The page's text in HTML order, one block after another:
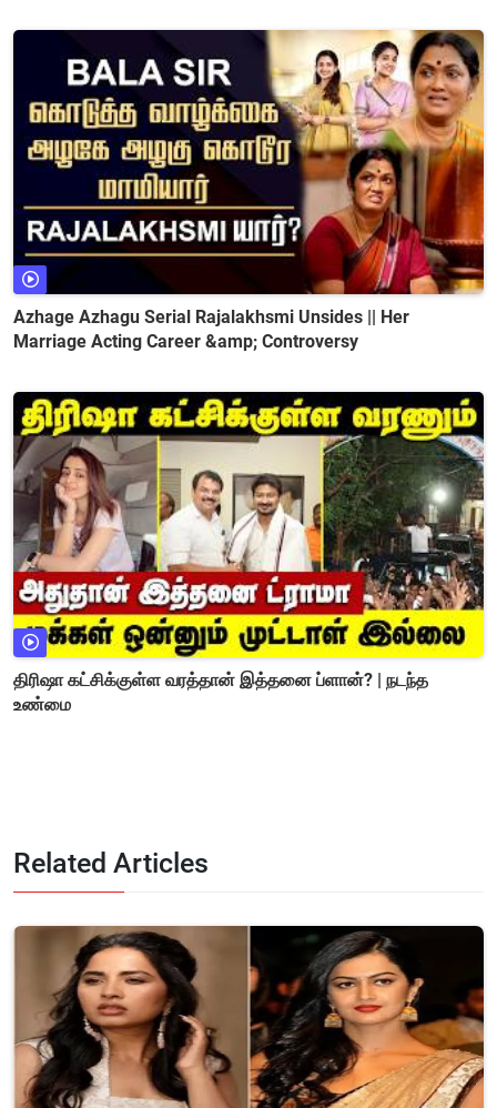
Azhage Azhagu Serial Rajalakhsmi Unsides || Her
Marriage Acting Career &amp; Controversy
திரிஷா கட்சிக்குள்ள வரத்தான் இத்தனை ப்ளான்? | நடந்த
உண்மை
Related Articles